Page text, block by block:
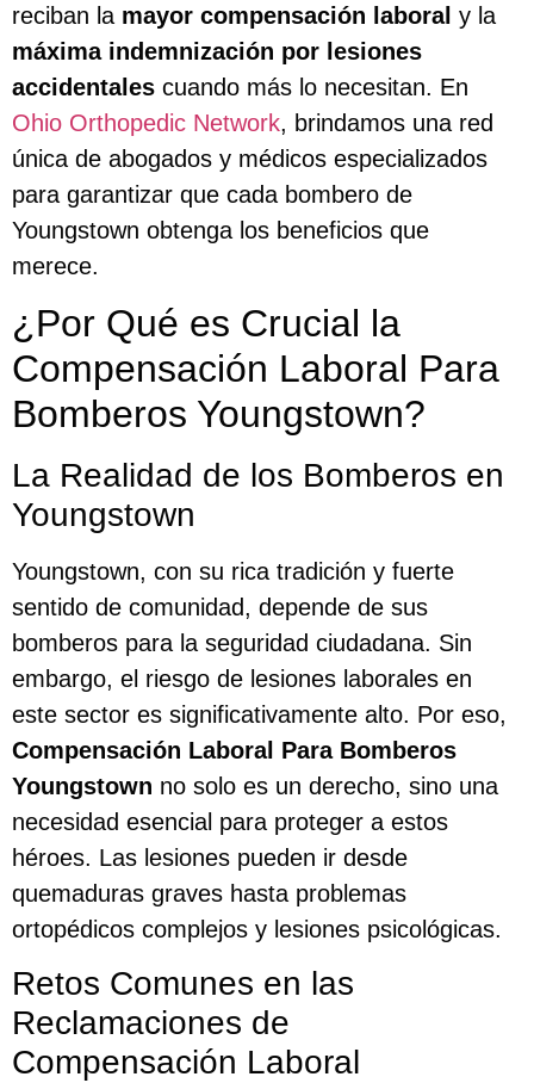
reciban la mayor compensación laboral y la
máxima indemnización por lesiones
accidentales cuando más lo necesitan. En
Ohio Orthopedic Network, brindamos una red
única de abogados y médicos especializados
para garantizar que cada bombero de
Youngstown obtenga los beneficios que
merece.
¿Por Qué es Crucial la
Compensación Laboral Para
Bomberos Youngstown?
La Realidad de los Bomberos en
Youngstown
Youngstown, con su rica tradición y fuerte
sentido de comunidad, depende de sus
bomberos para la seguridad ciudadana. Sin
embargo, el riesgo de lesiones laborales en
este sector es significativamente alto. Por eso,
Compensación Laboral Para Bomberos
Youngstown no solo es un derecho, sino una
necesidad esencial para proteger a estos
héroes. Las lesiones pueden ir desde
quemaduras graves hasta problemas
ortopédicos complejos y lesiones psicológicas.
Retos Comunes en las
Reclamaciones de
Compensación Laboral